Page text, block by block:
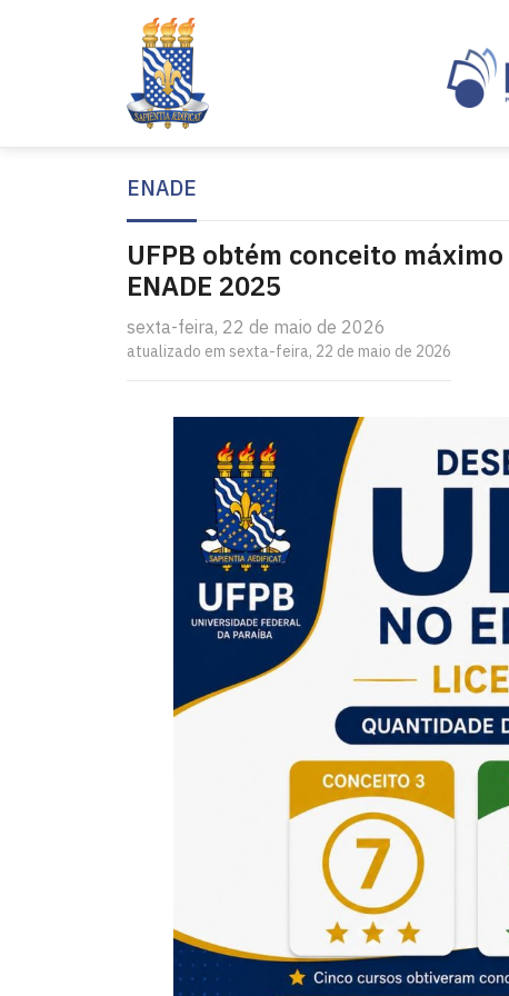
ENADE
UFPB obtém conceito
ENADE 2025
sexta-feira, 22 de maio de 2026
atualizado em sexta-feira, 22 de maio de 2026